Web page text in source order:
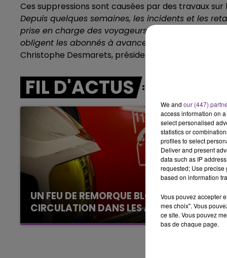
14h00 - 15h00
LA RADIO POP
Ces suppressions sont causées par des travaux sur
Depuis quelques semaines, les incidents et les
prise en charge des voyageurs, communiquées
obligent les abonnés à avancer les frais d’achat
Christophe Desmarets, président des usagers de la
FIL D'ACTUS
UN FEU DE REMORQUE BLOQUE LA
CIRCULATION DANS LES ARDENNES
Un feu de remorque s'est déclaré ce mercredi
We and our (447)
access information on
select personalised
statistics or
profiles to select
Deliver and present
data such as IP
requested; Use precise
based on information
Vous pouvez accepter
mes choix". Vous
ce site. Vous pouvez
bas de chaque page.